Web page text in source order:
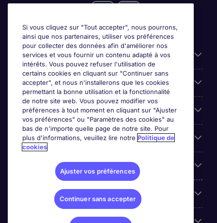
Candidats
Entreprises
Contact
Les avis Google
Nos offres d'emploi
Si vous cliquez sur "Tout accepter", nous pourrons,
ainsi que nos partenaires, utiliser vos préférences
pour collecter des données afin d'améliorer nos
services et vous fournir un contenu adapté à vos
intérêts. Vous pouvez refuser l'utilisation de
certains cookies en cliquant sur "Continuer sans
accepter", et nous n'installerons que les cookies
permettant la bonne utilisation et la fonctionnalité
de notre site web. Vous pouvez modifier vos
préférences à tout moment en cliquant sur "Ajuster
vos préférences" ou "Paramètres des cookies" au
bas de n'importe quelle page de notre site. Pour
plus d'informations, veuillez lire notre Politique de
cookies
Ajuster vos préférences
Continuer sans accepter